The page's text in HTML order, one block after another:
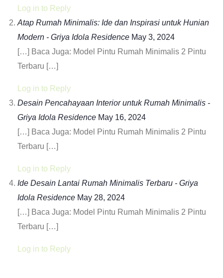
Log in to Reply
Atap Rumah Minimalis: Ide dan Inspirasi untuk Hunian
Modern - Griya Idola Residence May 3, 2024
[…] Baca Juga: Model Pintu Rumah Minimalis 2 Pintu
Terbaru […]
Log in to Reply
Desain Pencahayaan Interior untuk Rumah Minimalis -
Griya Idola Residence May 16, 2024
[…] Baca Juga: Model Pintu Rumah Minimalis 2 Pintu
Terbaru […]
Log in to Reply
Ide Desain Lantai Rumah Minimalis Terbaru - Griya
Idola Residence May 28, 2024
[…] Baca Juga: Model Pintu Rumah Minimalis 2 Pintu
Terbaru […]
Log in to Reply